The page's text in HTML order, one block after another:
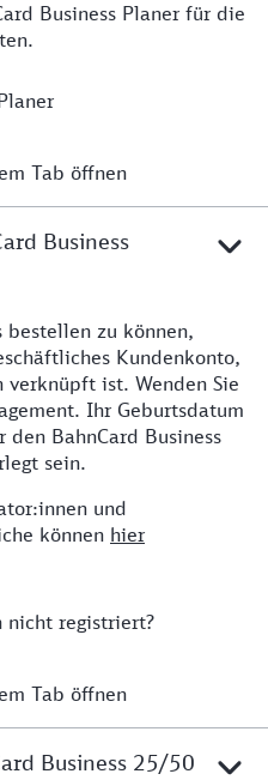
Business Planer für die
Tab öffnen
Business
bestellen zu können,
Kundenkonto,
ist. Wenden Sie
Ihr Geburtsdatum
den BahnCard Business
sein.
und
können hier
nicht registriert?
Tab öffnen
Business 25/50